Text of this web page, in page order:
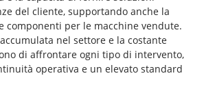
del cliente, supportando anche la
componenti per le macchine vendute.
nel settore e la costante
di affrontare ogni tipo di intervento,
operativa e un elevato standard